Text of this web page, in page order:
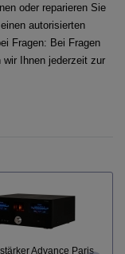
oder reparieren Sie
autorisierten
Fragen: Bei Fragen
Ihnen jederzeit zur
Advance Paris